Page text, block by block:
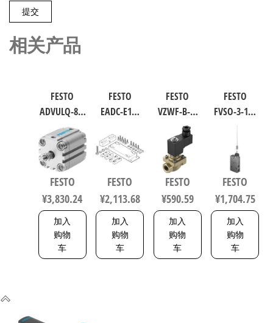
相关产品
FESTO
ADVULQ-80-
60-A-P-A 紧
凑型抗扭
气缸 行程
60mm 缸径
80mm
156833
FESTO
¥3,830.24
加入
购物
车
FESTO
EADC-E16-
业自动化
零部件 规
8047581
FESTO
¥2,113.68
加入
购物
车
FESTO
VZWF-B-L-
M22C-G12-
135-1P4-10
力先导式
电磁阀 行
程10mm 符
合EN 12266-
1 1492112
FESTO
¥590.59
加入
购物
车
FESTO
FVSO-3-1/8
化零部件
规格3 3877
FESTO
¥1,704.75
加入
购物
车